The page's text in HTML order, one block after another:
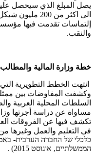
يصل المبلغ الذي سيحصل
الى اكثر من
إلتماسات تقدمت فيها
والنقب.
خطة وزارة المالية والمطالب
انتهت الخطط التطويرية
وكشفت المفاوضات بين
السلطات المحلية العربية
مساواة عن دراسة أجرتها
تكشف فيها عن الفروقات
في التعليم والعمل وغيرها
כלכלי של החברה הערבית-
הממשלתיים, אוגוסט 2015) .